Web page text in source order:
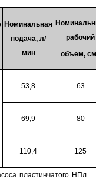
Номинальная
подача, л/
мин
рабочий
объем, см
53,8 63
69,9 80
110,4 125
пластинчатого НПл